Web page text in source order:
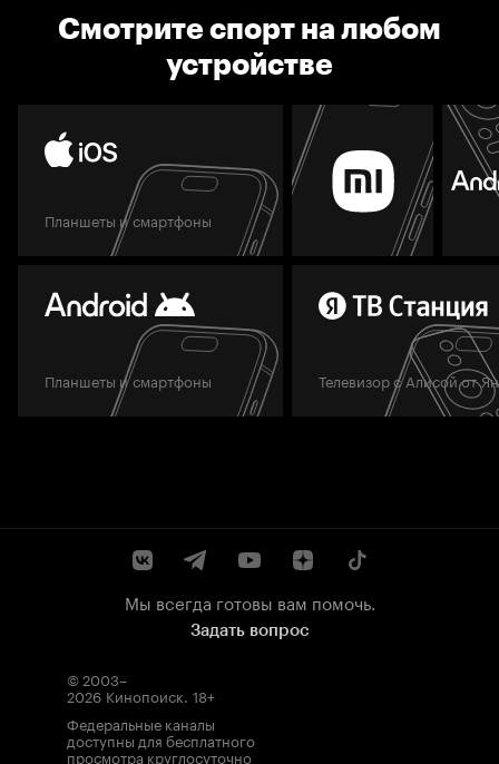
Смотрите спорт на любом
устройстве
Планшеты и смартфоны
Планшеты и смартфоны Телевизор с Алисой от
Мы всегда готовы вам помочь.
Задать вопрос
© 2003–
2026 Кинопоиск. 18+
Федеральные каналы
доступны для бесплатного
просмотра круглосуточно